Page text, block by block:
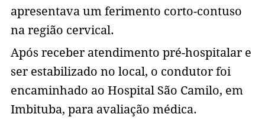
apresentava um ferimento corto-contuso
na região cervical.
Após receber atendimento pré-hospitalar e
ser estabilizado no local, o condutor foi
encaminhado ao Hospital São Camilo, em
Imbituba, para avaliação médica.